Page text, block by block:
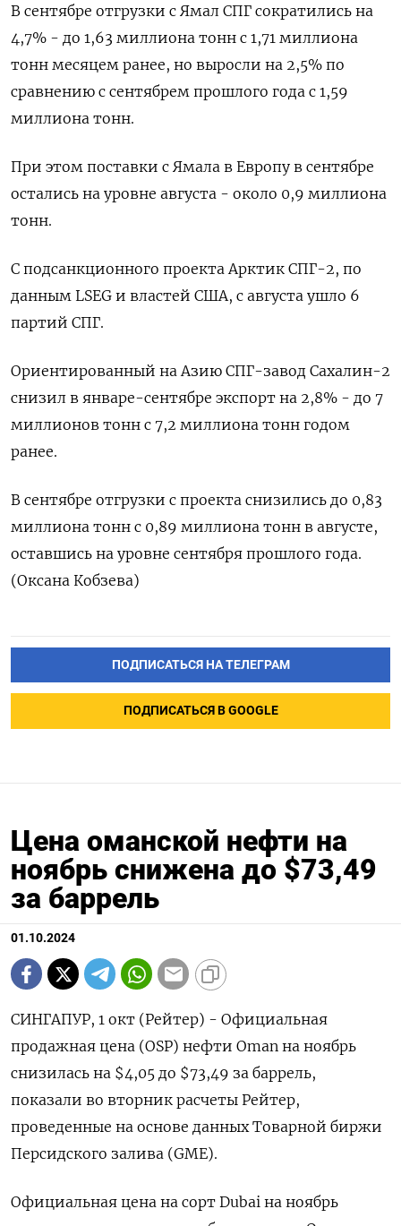
В сентябре отгрузки с Ямал СПГ сократились на
4,7% - до 1,63 миллиона тонн с 1,71 миллиона
тонн месяцем ранее, но выросли на 2,5% по
сравнению с сентябрем прошлого года с 1,59
миллиона тонн.
При этом поставки с Ямала в Европу в сентябре
остались на уровне августа - около 0,9 миллиона
тонн.
С подсанкционного проекта Арктик СПГ-2, по
данным LSEG и властей США, с августа ушло 6
партий СПГ.
Ориентированный на Азию СПГ-завод Сахалин-2
снизил в январе-сентябре экспорт на 2,8% - до 7
миллионов тонн с 7,2 миллиона тонн годом
ранее.
В сентябре отгрузки с проекта снизились до 0,83
миллиона тонн с 0,89 миллиона тонн в августе,
оставшись на уровне сентября прошлого года.
(Оксана Кобзева)
ПОДПИСАТЬСЯ НА ТЕЛЕГРАМ
ПОДПИСАТЬСЯ В GOOGLE
Цена оманской нефти на
ноябрь снижена до $73,49
за баррель
01.10.2024
СИНГАПУР, 1 окт (Рейтер) - Официальная
продажная цена (OSP) нефти Oman на ноябрь
снизилась на $4,05 до $73,49 за баррель,
показали во вторник расчеты Рейтер,
проведенные на основе данных Товарной биржи
Персидского залива (GME).
Официальная цена на сорт Dubai на ноябрь